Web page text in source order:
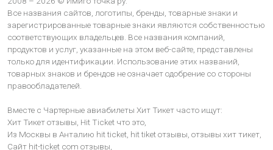
Все названия сайтов, логотипы, бренды, товарные знаки и
зарегистрированные товарные знаки являются собственностью
соответствующих владельцев. Все названия компаний,
продуктов и услуг, указанные на этом веб-сайте, представлены
только для идентификации. Использование этих названий,
товарных знаков и брендов не означает одобрение со стороны
правообладателей.
Вместе с Чартерные авиабилеты Хит Тикет часто ищут:
Хит Тикет отзывы, Hit Ticket что это,
Из Москвы в Анталию hit ticket, hit tiket отзывы, отзывы хит тикет,
Сайт hit-ticket com отзывы,